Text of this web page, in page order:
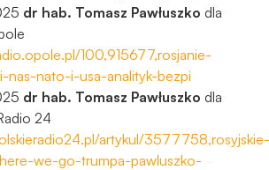
dr hab. Tomasz Pawłuszko dla
100,915677,rosjanie-
nas-nato-i-usa-analityk-bezpi
dr hab. Tomasz Pawłuszko dla
24
artykul/
we-go-trumpa-pawluszko-